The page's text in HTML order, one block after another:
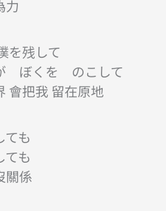
力
を残して
ぼくを のこして
會把我 留在原地
も
ても
關係